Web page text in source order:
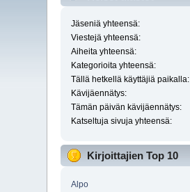
Jäseniä yhteensä:
Viestejä yhteensä:
Aiheita yhteensä:
Kategorioita yhteensä:
Tällä hetkellä käyttäjiä paikalla:
Kävijäennätys:
Tämän päivän kävijäennätys:
Katseltuja sivuja yhteensä:
Kirjoittajien Top 10
Alpo